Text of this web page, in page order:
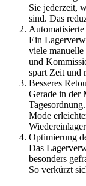
Sie jederzeit,
sind. Das
Automatisierte
Ein
viele
und
spart Zeit und
Besseres
Gerade in der
Mode
Optimierung
Das
besonders
So verkürzt